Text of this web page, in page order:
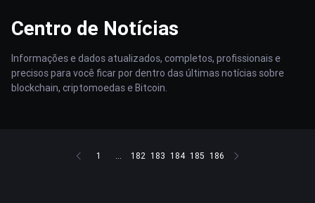
Centro de Notícias
Informações e dados atualizados, completos, profissionais e
precisos para você ficar por dentro das últimas notícias sobre
blockchain, criptomoedas e Bitcoin.
1 ... 182 183 184 185 186